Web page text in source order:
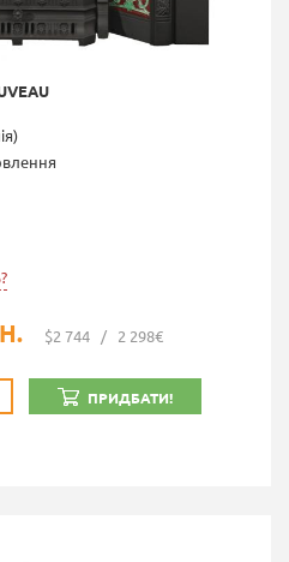
$2 744 / 2 298€
ПРИДБАТИ!